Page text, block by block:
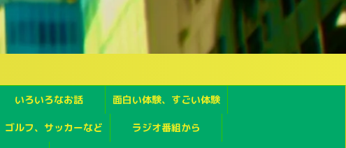
いろいろなお話 面白い体験、すごい体験
ゴルフ、サッカーなど ラジオ番組から